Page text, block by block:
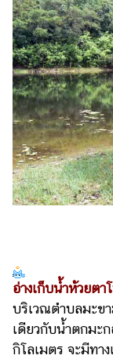
อ่างเก็บน้ำห้วยตา
บริเวณตำบลมะข
เดียวกับน้ำตกมะ
กิโลเมตร จะมีทา